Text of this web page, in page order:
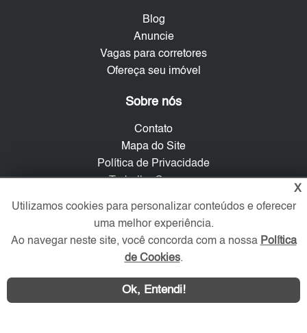
Blog
Anuncie
Vagas para corretores
Ofereça seu imóvel
Sobre nós
Contato
Mapa do Site
Política de Privacidade
Trabalhe Conosco
Verificada por
Redes Sociais
X
Utilizamos cookies para personalizar conteúdos e oferecer
uma melhor experiência.
Ao navegar neste site, você concorda com a nossa Política
de Cookies.
Ok, Entendi!